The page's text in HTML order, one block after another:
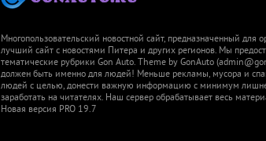
Многопользовательский новостной сайт, предназначенный для
лучший сайт с новостями Питера и других регионов. Мы
тематические рубрики Gon Auto. Theme by GonAuto
должен быть именно для людей! Меньше рекламы, мусора и
людей с целью, донести важную информацию с минимум
заработать на читателях. Наш сервер обрабатывает весь
Новая версия PRO 19.7